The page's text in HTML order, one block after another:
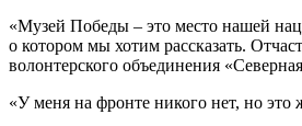
«Музей Победы – это место нашей
о котором мы хотим рассказать.
волонтерского объединения
«У меня на фронте никого нет, но